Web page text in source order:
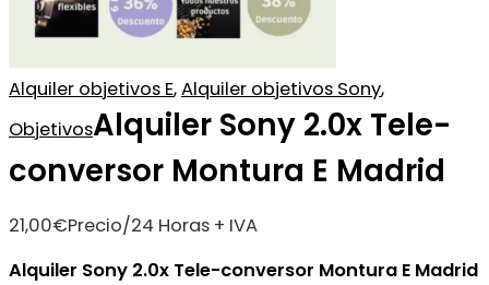
Alquiler objetivos E,Alquiler objetivos Sony,
ObjetivosAlquiler Sony 2.0x Tele-
conversor Montura E Madrid
21,00€Precio/24 Horas + IVA
Alquiler Sony 2.0x Tele-conversor Montura E Madrid